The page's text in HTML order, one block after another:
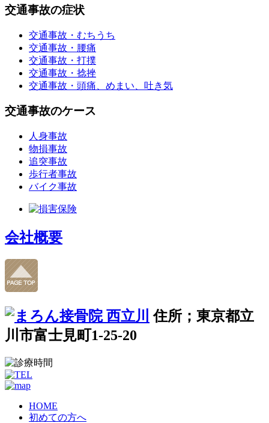
交通事故の症状
交通事故・むちうち
交通事故・腰痛
交通事故・打撲
交通事故・捻挫
交通事故・頭痛、めまい、吐き気
交通事故のケース
人身事故
物損事故
追突事故
歩行者事故
バイク事故
会社概要
住所；東京都立
川市富士見町1-25-20
HOME
初めての方へ